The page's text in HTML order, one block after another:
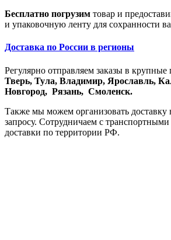
Бесплатно погрузим товар и
и упаковочную ленту для сохранности
Доставка по России в регионы
Регулярно отправляем заказы в крупные
Тверь, Тула, Владимир, Ярославль,
Новгород, Рязань, Смоленск.
Также мы можем организовать доставку
запросу. Сотрудничаем с
доставки по территории РФ.